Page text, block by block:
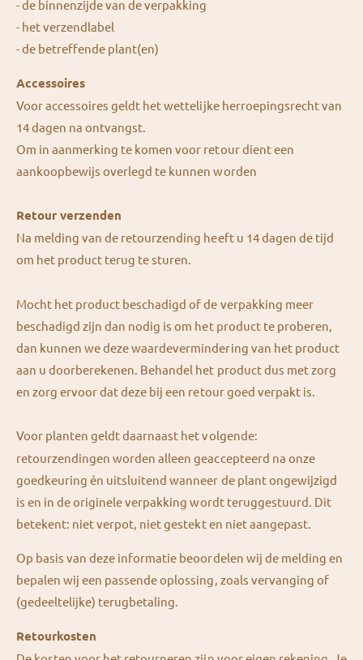
- de binnenzijde van de verpakking
- het verzendlabel
- de betreffende plant(en)
Accessoires
Voor accessoires geldt het wettelijke herroepingsrecht van
14 dagen na ontvangst.
Om in aanmerking te komen voor retour dient een
aankoopbewijs overlegd te kunnen worden
Retour verzenden
Na melding van de retourzending heeft u 14 dagen de tijd
om het product terug te sturen.
Mocht het product beschadigd of de verpakking meer
beschadigd zijn dan nodig is om het product te proberen,
dan kunnen we deze waardevermindering van het product
aan u doorberekenen. Behandel het product dus met zorg
en zorg ervoor dat deze bij een retour goed verpakt is.
Voor planten geldt daarnaast het volgende:
retourzendingen worden alleen geaccepteerd na onze
goedkeuring én uitsluitend wanneer de plant ongewijzigd
is en in de originele verpakking wordt teruggestuurd. Dit
betekent: niet verpot, niet gestekt en niet aangepast.
Op basis van deze informatie beoordelen wij de melding en
bepalen wij een passende oplossing, zoals vervanging of
(gedeeltelijke) terugbetaling.
Retourkosten